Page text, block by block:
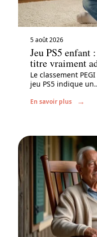
5 août 2026
Jeu PS5 enfant
titre vraiment
Le classement
jeu PS5 indique un
En savoir plus